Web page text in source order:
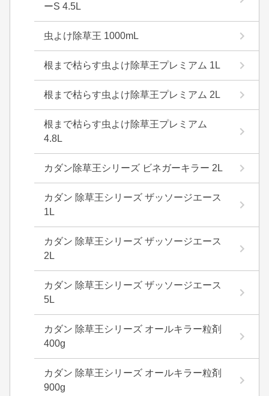
ーS 4.5L
虫よけ除草王 1000mL
根まで枯らす虫よけ除草王プレミアム 1L
根まで枯らす虫よけ除草王プレミアム 2L
根まで枯らす虫よけ除草王プレミアム
4.8L
カダン除草王シリーズ ビネガーキラー 2L
カダン 除草王シリーズ ザッソージエース
1L
カダン 除草王シリーズ ザッソージエース
2L
カダン 除草王シリーズ ザッソージエース
5L
カダン 除草王シリーズ オールキラー粒剤
400g
カダン 除草王シリーズ オールキラー粒剤
900g